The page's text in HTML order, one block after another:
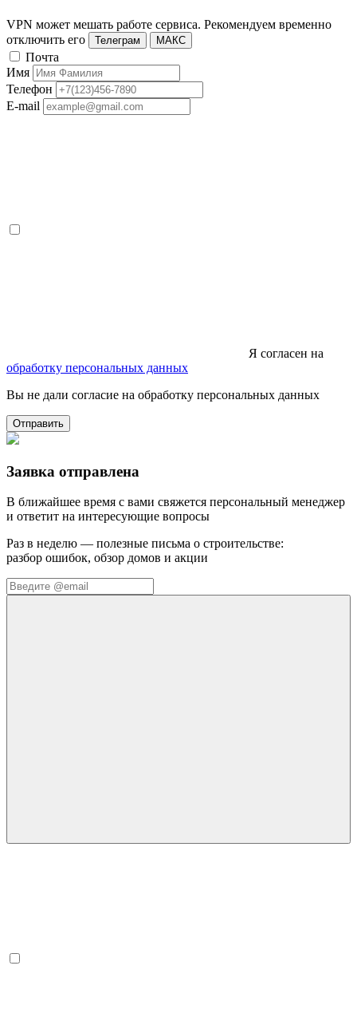
VPN может мешать работе сервиса. Рекомендуем временно
отключить его
Телеграм МАКС
Почта
Имя
Телефон
E-mail
Я согласен на
обработку персональных данных
Вы не дали согласие на обработку персональных данных
Отправить
Заявка отправлена
В ближайшее время с вами свяжется персональный менеджер
и ответит на интересующие вопросы
Раз в неделю — полезные письма о строительстве:
разбор ошибок, обзор домов и акции